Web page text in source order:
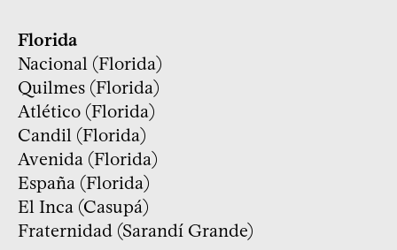
Florida
Nacional (Florida)
Quilmes (Florida)
Atlético (Florida)
Candil (Florida)
Avenida (Florida)
España (Florida)
El Inca (Casupá)
Fraternidad (Sarandí Grande)